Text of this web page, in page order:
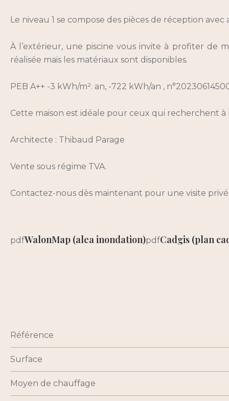
Le niveau 1 se compose des pièces de réception avec
À l’extérieur, une piscine vous invite à profiter de
réalisée mais les matériaux sont disponibles.
PEB A++ -3 kWh/m². an, -722 kWh/an ,
Cette maison est idéale pour ceux qui recherchent
Architecte : Thibaud Parage
Vente sous régime TVA.
Contactez-nous dès maintenant pour une visite
pdfWalonMap (alea inondation)pdfCadgis (plan
Référence
Surface
Moyen de chauffage